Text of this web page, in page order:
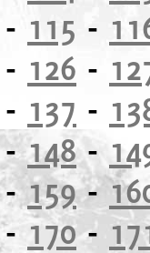
- 115 -
- 126 -
- 137 -
148-
159-
170-